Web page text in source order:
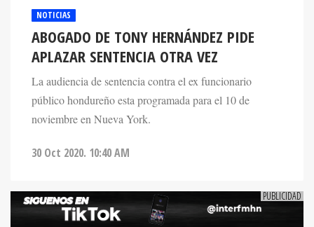
NOTICIAS
ABOGADO DE TONY HERNÁNDEZ PIDE
APLAZAR SENTENCIA OTRA VEZ
La audiencia de sentencia contra el ex funcionario
público hondureño esta programada para el 10 de
noviembre en Nueva York.
30 Oct 2020. 10:40 AM